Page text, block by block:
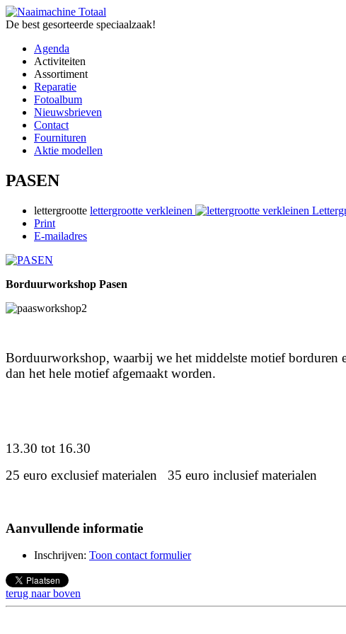
De best gesorteerde speciaalzaak!
Agenda
Activiteiten
Assortiment
Reparatie
Fotoalbum
Nieuwsbrieven
Contact
Fournituren
Aktie modellen
PASEN
lettergrootte lettergrootte verkleinen
Print
E-mailadres
Borduurworkshop Pasen
Borduurworkshop, waarbij we het middelste motief borduren
dan het hele motief afgemaakt worden.
13.30 tot 16.30
25 euro exclusief materialen 35 euro inclusief materialen
Aanvullende informatie
Inschrijven: Toon contact formulier
terug naar boven